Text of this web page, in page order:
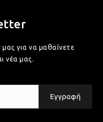
για να μαθαίνετε
νέα μας.
Εγγραφή